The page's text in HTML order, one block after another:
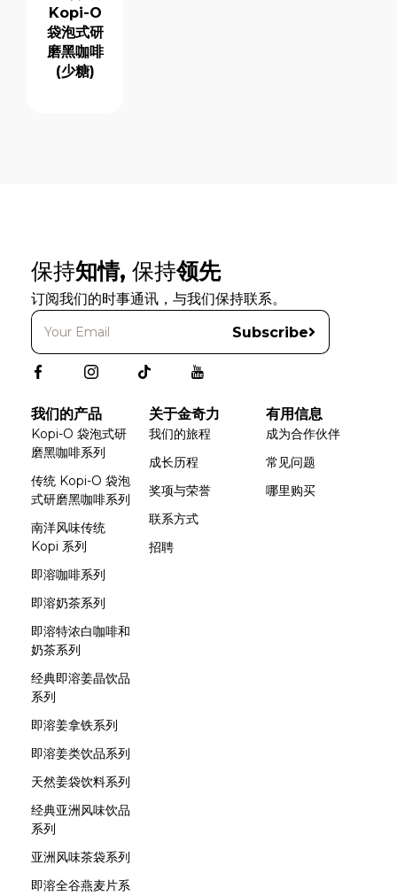
Kopi-O
袋泡式研
磨黑咖啡
(少糖)
保持知情, 保持领先
订阅我们的时事通讯，与我们保持联系。
Subscribe
我们的产品
Kopi-O 袋泡式研
磨黑咖啡系列
传统 Kopi-O 袋泡
式研磨黑咖啡系列
南洋风味传统
Kopi 系列
即溶咖啡系列
即溶奶茶系列
即溶特浓白咖啡和
奶茶系列
经典即溶姜晶饮品
系列
即溶姜拿铁系列
即溶姜类饮品系列
天然姜袋饮料系列
经典亚洲风味饮品
系列
亚洲风味茶袋系列
即溶全谷燕麦片系
关于金奇力
我们的旅程
成长历程
奖项与荣誉
联系方式
招聘
有用信息
成为合作伙伴
常见问题
哪里购买